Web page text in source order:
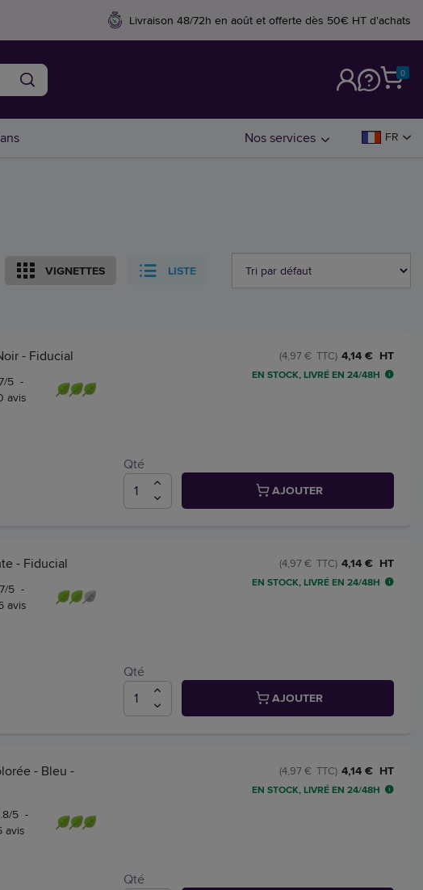
Livraison 48/72h en août et offerte dès 50€ HT d'achats
0
Nos services FR
VIGNETTES LISTE
- Fiducial
/5 -
avis
4,14 € HT
(4,97 € TTC)
EN STOCK, LIVRÉ EN 24/48H
Qté
AJOUTER
- Fiducial
/5 -
avis
4,14 € HT
(4,97 € TTC)
EN STOCK, LIVRÉ EN 24/48H
Qté
AJOUTER
- Bleu -
/5 -
avis
4,14 € HT
(4,97 € TTC)
EN STOCK, LIVRÉ EN 24/48H
Qté